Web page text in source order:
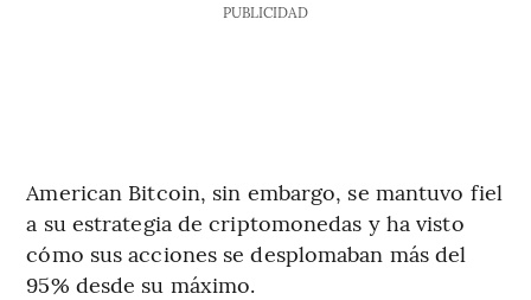
PUBLICIDAD
American Bitcoin, sin embargo, se mantuvo fiel
a su estrategia de criptomonedas y ha visto
cómo sus acciones se desplomaban más del
95% desde su máximo.